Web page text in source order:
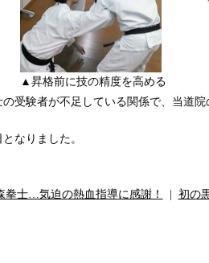
▲単
▲昇格前に技の精度を高める
受験者が不足している関係で、当道
なりました。
拳士…気迫の熱血指導に感謝！ 初の